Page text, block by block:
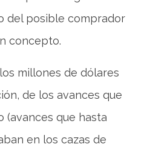
del posible comprador
concepto.
millones de dólares
de los avances que
(avances que hasta
en los cazas de